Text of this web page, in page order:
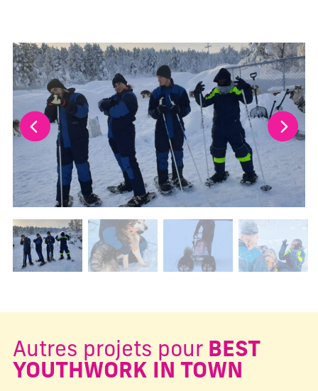
La modification de la diapositive actuelle de ce
Changer la diapositive actuelle de ce carrousel
Autres projets pour BEST
YOUTHWORK IN TOWN